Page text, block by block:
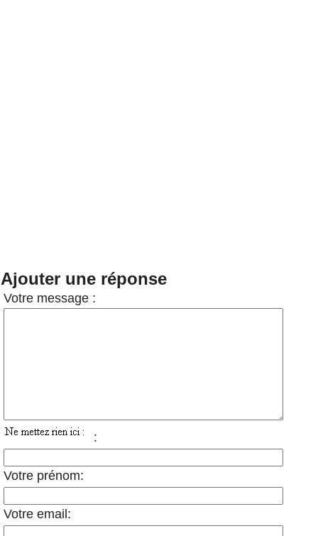
Ajouter une réponse
Votre message :
:
Votre prénom:
Votre email: